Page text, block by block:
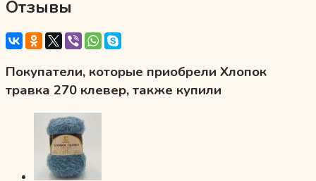
Отзывы
Покупатели, которые приобрели Хлопок
травка 270 клевер, также купили